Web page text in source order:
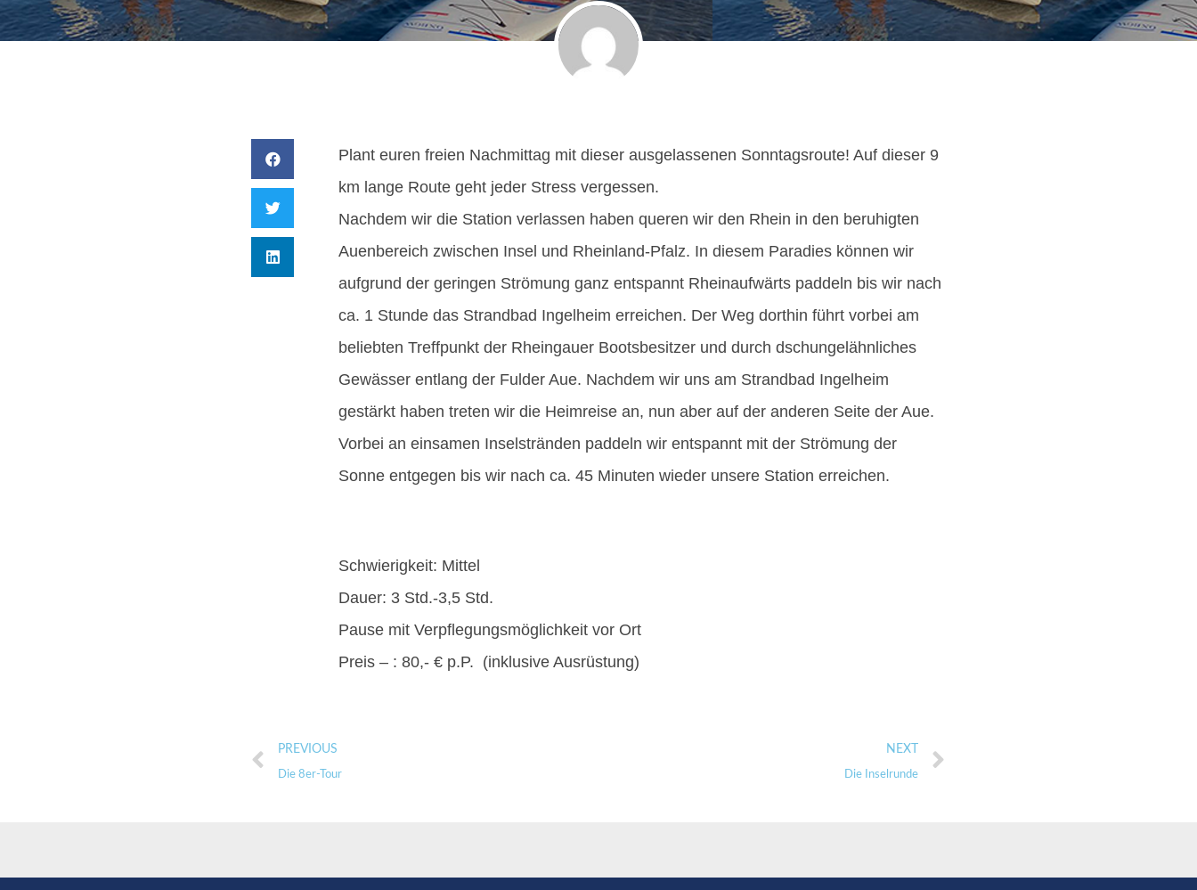
Plant euren freien Nachmittag mit dieser ausgelassenen Sonntagsroute! Auf dieser 9
km lange Route geht jeder Stress vergessen.
Nachdem wir die Station verlassen haben queren wir den Rhein in den beruhigten
Auenbereich zwischen Insel und Rheinland-Pfalz. In diesem Paradies können wir
aufgrund der geringen Strömung ganz entspannt Rheinaufwärts paddeln bis wir nach
ca. 1 Stunde das Strandbad Ingelheim erreichen. Der Weg dorthin führt vorbei am
beliebten Treffpunkt der Rheingauer Bootsbesitzer und durch dschungelähnliches
Gewässer entlang der Fulder Aue. Nachdem wir uns am Strandbad Ingelheim
gestärkt haben treten wir die Heimreise an, nun aber auf der anderen Seite der Aue.
Vorbei an einsamen Inselstränden paddeln wir entspannt mit der Strömung der
Sonne entgegen bis wir nach ca. 45 Minuten wieder unsere Station erreichen.
Schwierigkeit: Mittel
Dauer: 3 Std.-3,5 Std.
Pause mit Verpflegungsmöglichkeit vor Ort
Preis – : 80,- € p.P. (inklusive Ausrüstung)
PREVIOUS
Die 8er-Tour
NEXT
Die Inselrunde